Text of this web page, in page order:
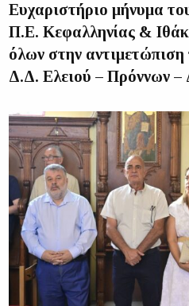
Ευχαριστήριο μήνυμα
Π.Ε. Κεφαλληνίας &
όλων στην
Δ.Δ. Ελειού – Πρόννων –